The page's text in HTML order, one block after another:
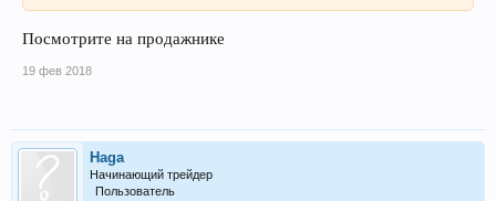
Посмотрите на продажнике
19 фев 2018
Haga
Начинающий трейдер
Пользователь